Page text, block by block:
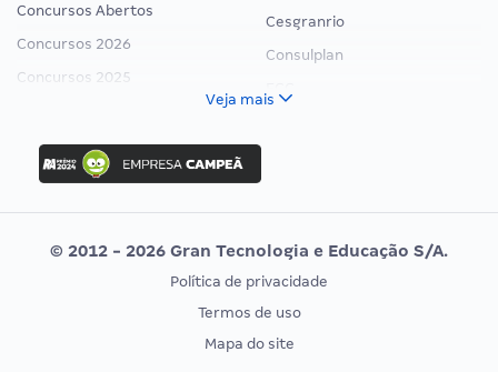
Concursos Abertos
Concursos 2026
Concursos 2025
Concurso Nacional Unificado
Concurso Ibama
Concurso MPU
Editais publicados
Cesgranrio
Consulplan
Vunesp
CONCURSOS POR PROFISSÃO
EXAME DE ORDEM
Veja mais
© 2012 - 2026 Gran Tecnologia e Educação S/A.
Política de privacidade
Termos de uso
Mapa do site